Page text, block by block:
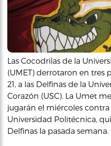
Las Cocodrilas de la
(UMET) derrotaron en tres
21, a las Delfinas de la
Corazón (USC). La Umet
jugarán el miércoles contra
Universidad Politécnica,
Delfinas la pasada semana.